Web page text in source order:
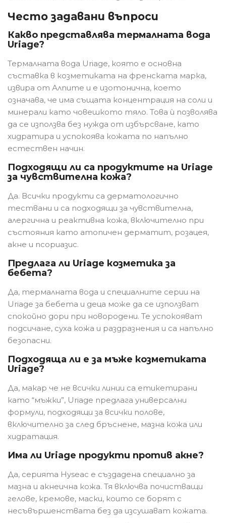
Често задавани въпроси
Какво представлява термалната вода
Uriage?
Термалната вода Uriage, която е основна
съставка в козметиката на френската марка,
извира от Алпите и е изотонична, което
означава, че има същата концентрация на соли и
минерали като човешкото тяло. Това ѝ позволява
да се използва без нужда от избърсване, като
хидратира и успокоява кожата по напълно
естествен начин.
Подходящи ли са продуктите на Uriage
за чувствителна кожа?
Да. Всички продукти са дерматологично
тествани и са подходящи за чувствителна,
алергична и реактивна кожа, включително при
състояния като атопичен дерматит, розацея,
акне и псориазис.
Предлага ли Uriage козметика за
бебета?
Да, термалната вода и специалните серии на
Uriage за бебета и деца може да се използват
спокойно дори при новородени. Те успокояват
подсичане, суха кожа и раздразнения и са напълно
безопасни.
Подходяща ли е за мъже козметиката
Uriage?
Да, макар че не всички линии са етикетирани
като “мъжки”, Uriage предлага универсални
формули, подходящи за всички полове,
включително за след бръснене, мазна кожа или
хидратация.
Има ли Uriage продукти против акне?
Да, серията Hyseac е създадена специално за
мазна и акнеична кожа. Тя включва почистващи
гелове, кремове, маски, които се борят с
несъвършенствата без да изсушават кожата.